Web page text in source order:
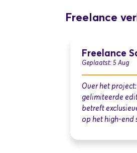
Freelance
Freelance
Geplaatst: 5 Aug
Over het
gelimiteerde
betreft
op het high-end